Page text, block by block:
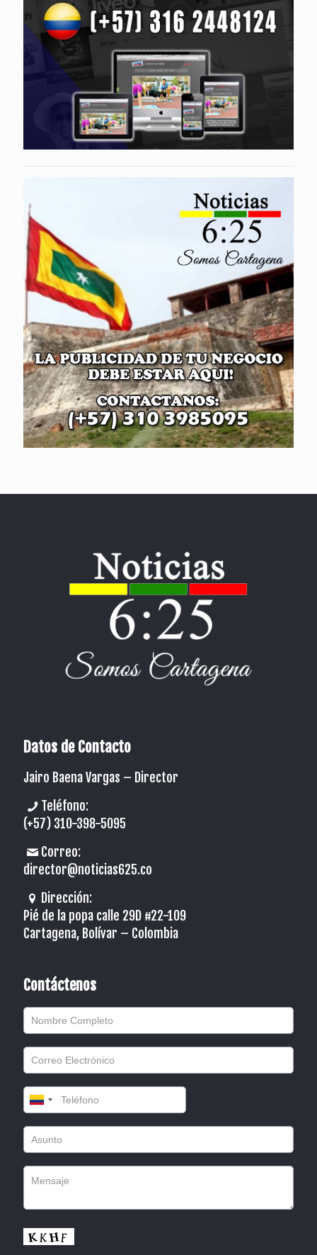
Datos de Contacto
Jairo Baena Vargas – Director
Teléfono:
(+57) 310-398-5095
Correo:
director@noticias625.co
Dirección:
Pié de la popa calle 29D #22-109
Cartagena, Bolívar – Colombia
Contáctenos